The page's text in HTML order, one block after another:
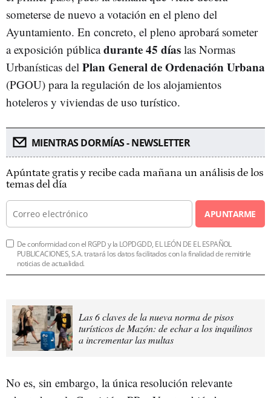
someterse de nuevo a votación en el pleno del
Ayuntamiento. En concreto, el pleno aprobará someter
a exposición públicadurante 45 días las Normas
Urbanísticas del Plan General de Ordenación Urbana
(PGOU) para la regulación de los alojamientos
hoteleros y viviendas de uso turístico.
MIENTRAS DORMÍAS - NEWSLETTER
Apúntate gratis y recibe cada mañana un análisis de los
temas del día
APUNTARME
De conformidad con el RGPD y la LOPDGDD, EL LEÓN DE EL ESPAÑOL
PUBLICACIONES, S.A. tratará los datos facilitados con la finalidad de remitirle
noticias de actualidad.
Las 6 claves de la nueva norma de pisos
turísticos de Mazón: de echar a los inquilinos
a incrementar las multas
No es, sin embargo, la única resolución relevante